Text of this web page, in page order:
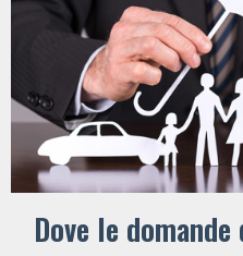
Dove le